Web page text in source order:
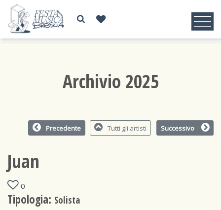
Archivio 2025
Precedente Tutti gli artisti Successivo
Juan
0
Tipologia: Solista